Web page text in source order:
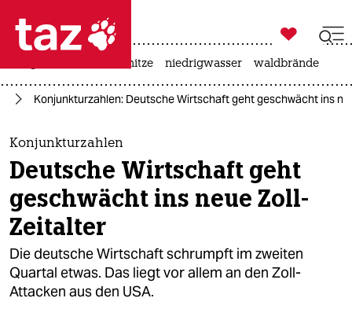
 taz zahl ich
taz zahl ich
themen
politik
öko
gesellschaft
kultur

taz zahl ich
hitze niedrigwasser waldbrände
Konjunkturzahlen: Deutsche Wirtschaft geht geschwächt ins
Konjunkturzahlen
Deutsche Wirtschaft geht
geschwächt ins neue Zoll-
Zeitalter
Die deutsche Wirtschaft schrumpft im zweiten
Quartal etwas. Das liegt vor allem an den Zoll-
Attacken aus den USA.